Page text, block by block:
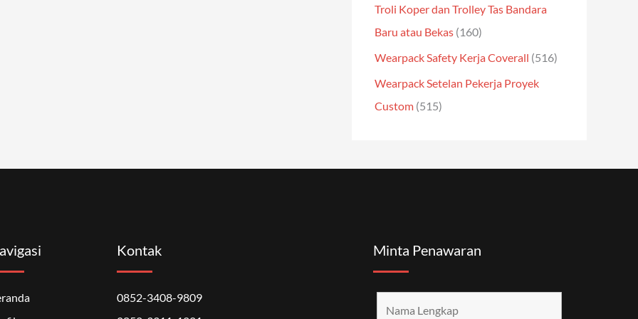
Troli Koper dan Trolley Tas Bandara
Baru atau Bekas (160)
Wearpack Safety Kerja Coverall (516)
Wearpack Setelan Pekerja Proyek
Custom (515)
Kontak
0852-3408-9809
Minta Penawaran